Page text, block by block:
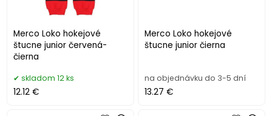
Merco Loko hokejové
štucne junior červená-
čierna
skladom 12 ks
12.12 €
Merco Loko hokejové
štucne junior čierna
na objednávku do 3-5 dní
13.27 €